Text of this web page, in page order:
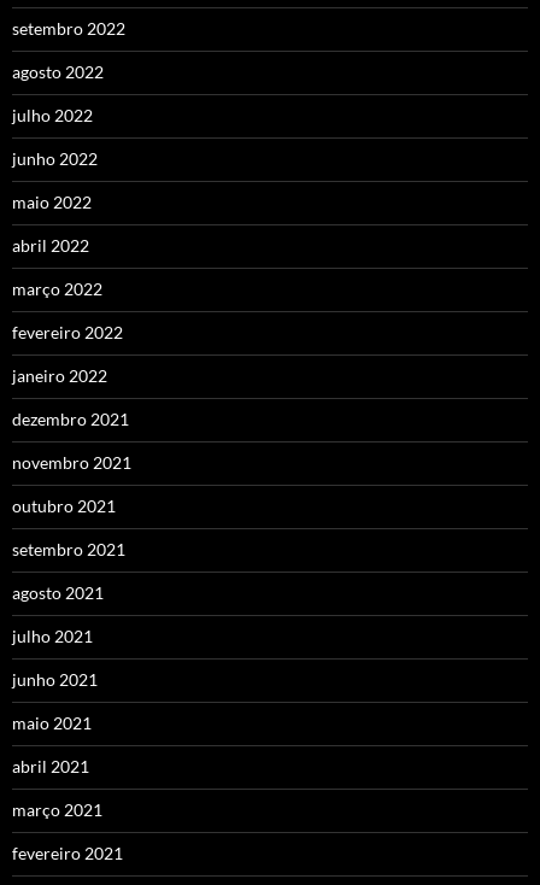
setembro 2022
agosto 2022
julho 2022
junho 2022
maio 2022
abril 2022
março 2022
fevereiro 2022
janeiro 2022
dezembro 2021
novembro 2021
outubro 2021
setembro 2021
agosto 2021
julho 2021
junho 2021
maio 2021
abril 2021
março 2021
fevereiro 2021